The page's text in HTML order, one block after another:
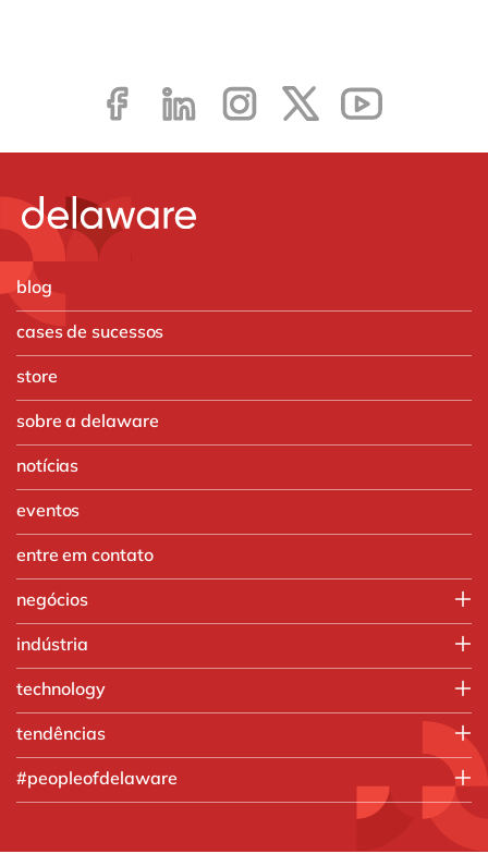
blog
cases de sucessos
store
sobre a delaware
notícias
eventos
entre em contato
negócios
Vendas e Marketing
indústria
Automotivo
Produtos químicos
Manufatura
Engenharia e projetos
technology
tendências
Análise de dados
#peopleofdelaware